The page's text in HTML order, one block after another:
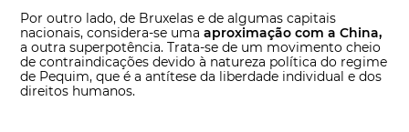
Por outro lado, de Bruxelas e de algumas capitais
nacionais, considera-se umaaproximação com a China,
a outra superpotência. Trata-se de um movimento cheio
de contraindicações devido à natureza política do regime
de Pequim, que é a antítese da liberdade individual e dos
direitos humanos.